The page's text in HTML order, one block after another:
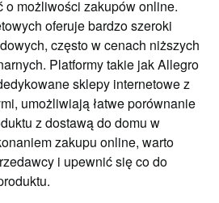
o możliwości zakupów online.
oferuje bardzo szeroki
często w cenach niższych
Platformy takie jak Allegro
sklepy internetowe z
umożliwiają łatwe porównanie
z dostawą do domu w
zakupu online, warto
i upewnić się co do